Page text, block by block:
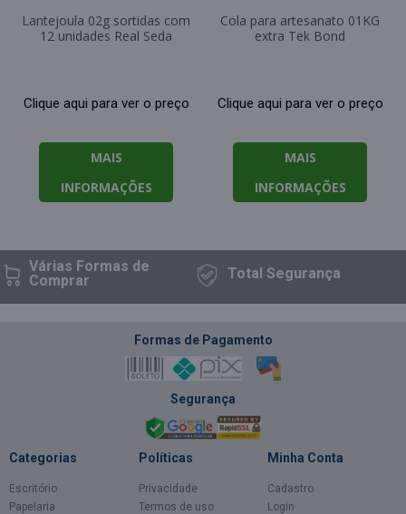
Lantejoula 02g sortidas com
12 unidades Real Seda
Clique aqui para ver o preço
MAIS
INFORMAÇÕES
Cola para artesanato 01KG
extra Tek Bond
Clique aqui para ver o preço
MAIS
INFORMAÇÕES
Várias Formasde
Comprar
TotalSegurança
Formas de Pagamento
Segurança
Categorias
Escritório
Papelaria
Políticas
Privacidade
Termos de uso
Minha Conta
Cadastro
Login